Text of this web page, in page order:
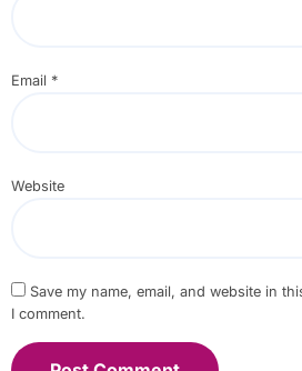
Email *
Website
Save my name, email, and website in
I comment.